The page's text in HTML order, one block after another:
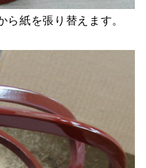
紙を張り替えます。